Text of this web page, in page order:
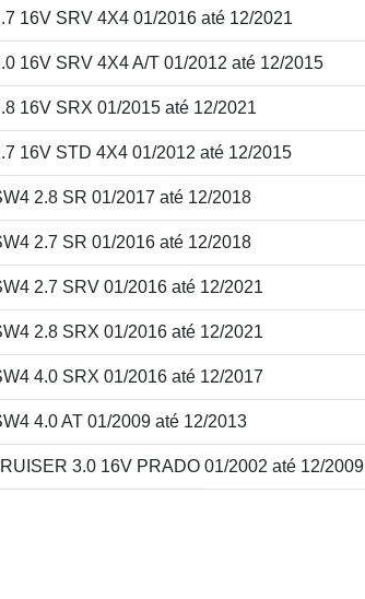
16V SRV 4X4 01/2016 até 12/2021
16V SRV 4X4 A/T 01/2012 até 12/2015
16V SRX 01/2015 até 12/2021
16V STD 4X4 01/2012 até 12/2015
2.8 SR 01/2017 até 12/2018
2.7 SR 01/2016 até 12/2018
2.7 SRV 01/2016 até 12/2021
2.8 SRX 01/2016 até 12/2021
4.0 SRX 01/2016 até 12/2017
4.0 AT 01/2009 até 12/2013
3.0 16V PRADO 01/2002 até 12/2009